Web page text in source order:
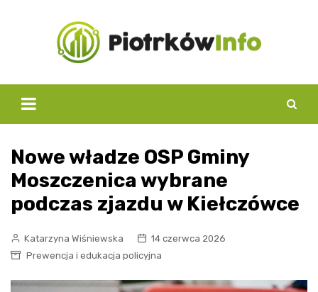
Nowe władze OSP Gminy
Moszczenica wybrane
podczas zjazdu w Kiełczówce
Katarzyna Wiśniewska
14 czerwca 2026
Prewencja i edukacja policyjna